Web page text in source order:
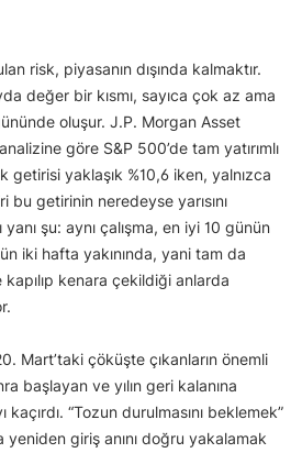
risk, piyasanın dışında kalmaktır.
değer bir kısmı, sayıca çok az ama
oluşur. J.P. Morgan Asset
göre S&P 500’de tam yatırımlı
getirisi yaklaşık %10,6 iken, yalnızca
bu getirinin neredeyse yarısını
şu: aynı çalışma, en iyi 10 günün
iki hafta yakınında, yani tam da
kapılıp kenara çekildiği anlarda
Mart’taki çöküşte çıkanların önemli
başlayan ve yılın geri kalanına
kaçırdı. “Tozun durulmasını beklemek”
yeniden giriş anını doğru yakalamak